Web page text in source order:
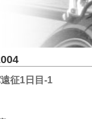
征1日目-1